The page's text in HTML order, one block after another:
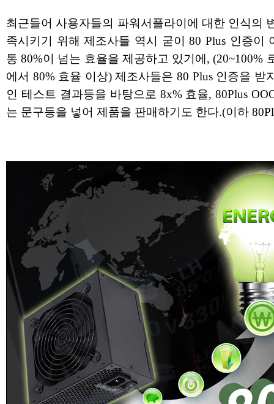
최근들어 사용자들의 파워서플라이에 대한 인식의
족시키기 위해 제조사들 역시 굳이 80 Plus 인증이
통 80%이 넘는 효율을 제공하고 있기에, (20~100%
에서 80% 효율 이상) 제조사들은 80 Plus 인증을 받
인 테스트 결과등을 바탕으로 8x% 효율, 80Plus
는 문구등을 넣어 제품을 판매하기도 한다.(이하